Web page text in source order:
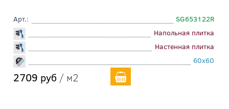
Арт.:
SG653122R
Напольная плитка
Настенная плитка
60x60
2709 руб / м2